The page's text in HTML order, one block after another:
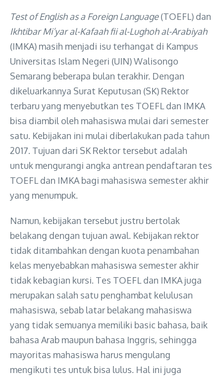
Test of English as a Foreign Language(TOEFL) dan
Ikhtibar Mi’yar al-Kafaah fii al-Lughoh al-Arabiyah
(IMKA) masih menjadi isu terhangat di Kampus
Universitas Islam Negeri (UIN) Walisongo
Semarang beberapa bulan terakhir. Dengan
dikeluarkannya Surat Keputusan (SK) Rektor
terbaru yang menyebutkan tes TOEFL dan IMKA
bisa diambil oleh mahasiswa mulai dari semester
satu. Kebijakan ini mulai diberlakukan pada tahun
2017. Tujuan dari SK Rektor tersebut adalah
untuk mengurangi angka antrean pendaftaran tes
TOEFL dan IMKA bagi mahasiswa semester akhir
yang menumpuk.
Namun, kebijakan tersebut justru bertolak
belakang dengan tujuan awal. Kebijakan rektor
tidak ditambahkan dengan kuota penambahan
kelas menyebabkan mahasiswa semester akhir
tidak kebagian kursi. Tes TOEFL dan IMKA juga
merupakan salah satu penghambat kelulusan
mahasiswa, sebab latar belakang mahasiswa
yang tidak semuanya memiliki basic bahasa, baik
bahasa Arab maupun bahasa Inggris, sehingga
mayoritas mahasiswa harus mengulang
mengikuti tes untuk bisa lulus. Hal ini juga